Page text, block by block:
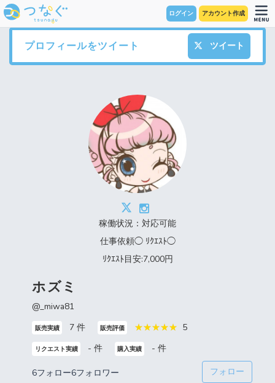
ログイン アカウント作成
プロフィールをツイート ツイート
稼働状況：対応可能
仕事依頼◯ ﾘｸｴｽﾄ◯
ﾘｸｴｽﾄ目安:7,000円
ホズミ
@_miwa81
販売実績 7 件 販売評価 5
リクエスト実績 - 件 購入実績 - 件
6フォロー6フォロワー フォロー